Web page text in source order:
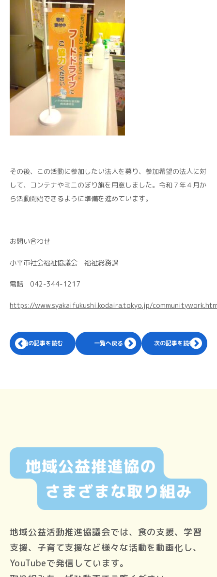
その後、この活動に参加したい法人を募り、参加希望の法人に対
して、コンテナやミニのぼり旗を用意しました。令和７年４月か
ら活動開始できるように準備を進めています。
お問い合わせ
小平市社会福祉協議会 福祉総務課
電話 042-344-1217
https://www.syakaifukushi.kodaira.tokyo.jp/
前の記事を読む 一覧へ戻る 次の記事を読む
地域公益活動推進協議会では、食の支援、学習
支援、子育て支援など様々な活動を動画化し、
YouTubeで発信しています。